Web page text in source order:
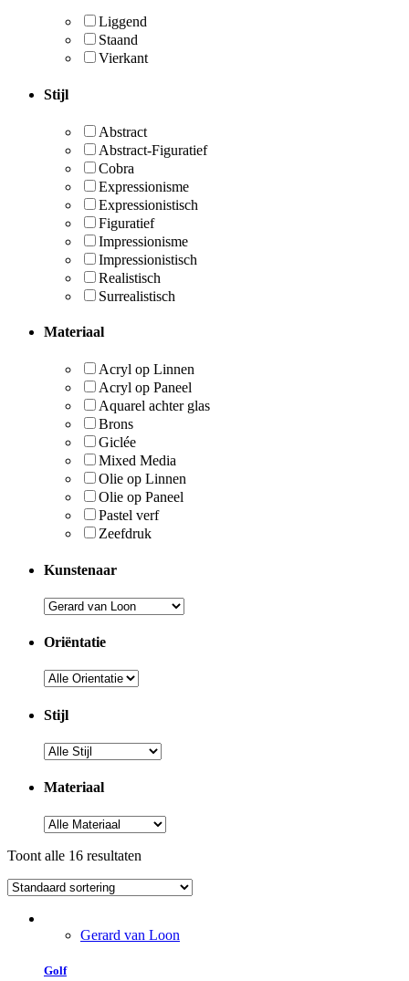
Liggend
Staand
Vierkant
Stijl
Abstract
Abstract-Figuratief
Cobra
Expressionisme
Expressionistisch
Figuratief
Impressionisme
Impressionistisch
Realistisch
Surrealistisch
Materiaal
Acryl op Linnen
Acryl op Paneel
Aquarel achter glas
Brons
Giclée
Mixed Media
Olie op Linnen
Olie op Paneel
Pastel verf
Zeefdruk
Kunstenaar
Oriëntatie
Stijl
Materiaal
Toont alle 16 resultaten
Gerard van Loon
Golf